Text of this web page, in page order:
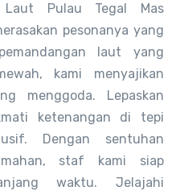
Pulau Tegal Mas
pesonanya yang
laut yang
kami menyajikan
menggoda. Lepaskan
ketenangan di tepi
Dengan sentuhan
staf kami siap
waktu. Jelajahi